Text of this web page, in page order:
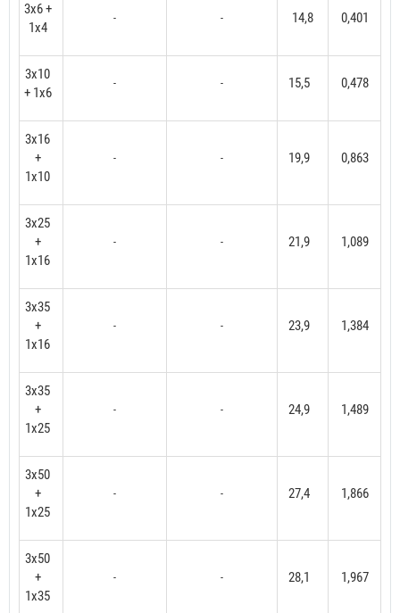
3x6 +
1x4
- - 14,8 0,401
3x10
+ 1x6
- - 15,5 0,478
3x16
+
1x10
- - 19,9 0,863
3x25
+
1x16
- - 21,9 1,089
3x35
+
1x16
- - 23,9 1,384
3x35
+
1x25
- - 24,9 1,489
3x50
+
1x25
- - 27,4 1,866
3x50
+
1x35
- - 28,1 1,967